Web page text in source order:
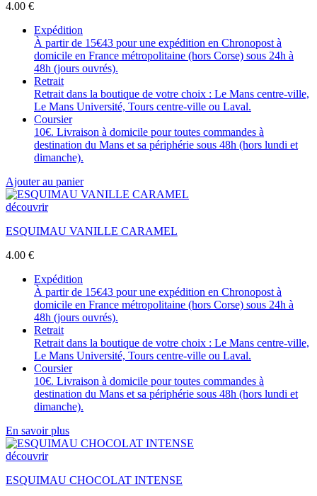
4.00 €
Expédition
À partir de 15€43 pour une expédition en Chronopost à
domicile en France métropolitaine (hors Corse) sous 24h à
48h (jours ouvrés).
Retrait
Retrait dans la boutique de votre choix : Le Mans centre-ville,
Le Mans Université, Tours centre-ville ou Laval.
Coursier
10€. Livraison à domicile pour toutes commandes à
destination du Mans et sa périphérie sous 48h (hors lundi et
dimanche).
Ajouter au panier
découvrir
ESQUIMAU VANILLE CARAMEL
4.00 €
Expédition
À partir de 15€43 pour une expédition en Chronopost à
domicile en France métropolitaine (hors Corse) sous 24h à
48h (jours ouvrés).
Retrait
Retrait dans la boutique de votre choix : Le Mans centre-ville,
Le Mans Université, Tours centre-ville ou Laval.
Coursier
10€. Livraison à domicile pour toutes commandes à
destination du Mans et sa périphérie sous 48h (hors lundi et
dimanche).
En savoir plus
découvrir
ESQUIMAU CHOCOLAT INTENSE